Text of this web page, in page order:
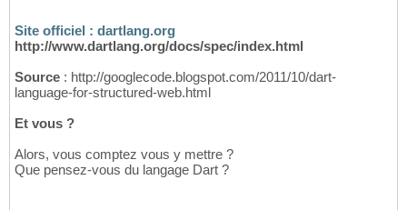
Site officiel : dartlang.org
http://www.dartlang.org/docs/spec/index.html
Source : http://googlecode.blogspot.com/2011/10/dart-
language-for-structured-web.html
Et vous ?
Alors, vous comptez vous y mettre ?
Que pensez-vous du langage Dart ?